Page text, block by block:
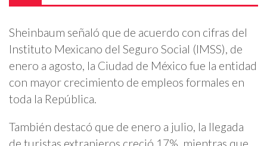
Sheinbaum señaló que de acuerdo con cifras del
Instituto Mexicano del Seguro Social (IMSS), de
enero a agosto, la Ciudad de México fue la entidad
con mayor crecimiento de empleos formales en
toda la República.
También destacó que de enero a julio, la llegada
de turistas extranjeros creció 17%, mientras que